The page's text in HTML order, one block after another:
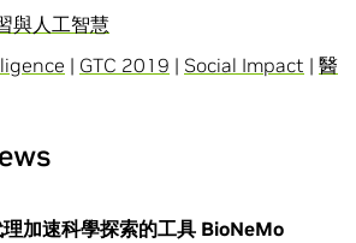
與人工智慧
| GTC 2019 | Social Impact | 醫
加速科學探索的工具 BioNeMo